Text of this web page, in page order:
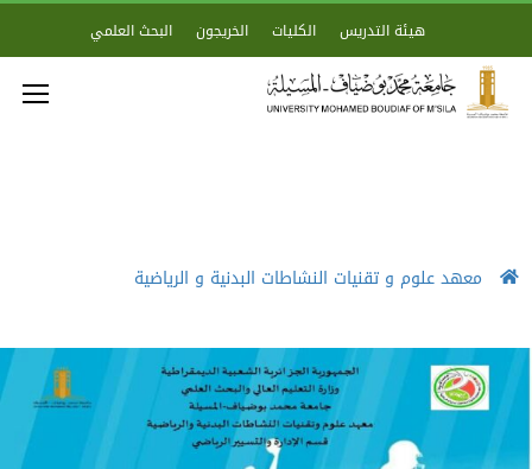
هيئة التدريس الكليات الخريجون البحث العلمي
معهد علوم و تقنيات النشاطات البدنية و الرياضية